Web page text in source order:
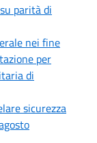
parità di
nei fine
per
di
sicurezza